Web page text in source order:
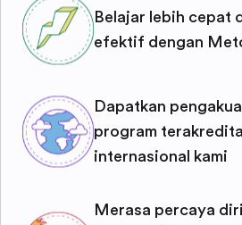
Belajar lebih cepat
efektif dengan
Dapatkan
program
internasional kami
Merasa percaya